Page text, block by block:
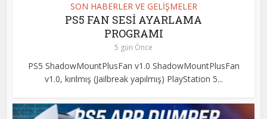
SON HABERLER VE GELİŞMELER
PS5 FAN SESİ AYARLAMA
PROGRAMI
5 gün Önce
PS5 ShadowMountPlusFan v1.0 ShadowMountPlusFan
v1.0, kırılmış (Jailbreak yapılmış) PlayStation 5...